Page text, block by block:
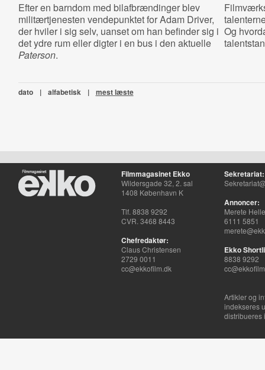
Efter en barndom med bilafbrændinger blev
militærtjenesten vendepunktet for Adam Driver,
der hviler i sig selv, uanset om han befinder sig i
det ydre rum eller digter i en bus i den aktuelle
Paterson.
Og
dato | alfabetisk | mest læste
Filmmagasinet Ekko
Wildersgade 32, 2. sal
1408 København K
Tlf. 8838 9292
CVR. 3468 8443
Chefredaktør:
Claus Christensen
2729 0011
cc@ekkofilm.dk
Sekretariat:
Annoncer:
Merete
6111 5851
Ekko
8838 9292
Artikler og
indekseres
distribueres